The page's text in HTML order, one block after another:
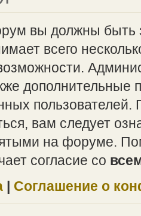
вы должны быть
всего
дополнительные
вам следует
на форуме.
согласие со
| Соглашение о